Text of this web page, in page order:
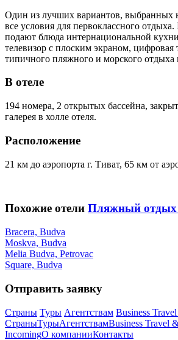
Один из лучших вариантов, выбранных
все условия для первоклассного
подают блюда интернациональной
телевизор с плоским экраном,
типичного пляжного и морского
В отеле
194 номера, 2 открытых бассейна,
галерея в холле отеля.
Расположение
21 км до аэропорта г. Тиват, 65 км от
Похожие отели Пляжный отдых
Bracera, Budva
Moskva, Budva
Melia Budva, Petrovac
Square, Budva
Отправить заявку
Страны Туры Агентствам Business
СтраныТурыАгентствамBusiness Travel
IncomingО компанииКонтакты